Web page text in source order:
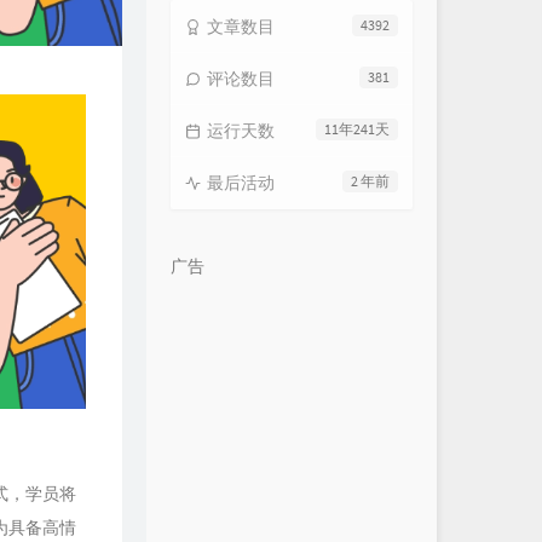
，学员将
具备高情
4392
文章数目
381
评论数目
11年241天
运行天数
2 年前
最后活动
广告